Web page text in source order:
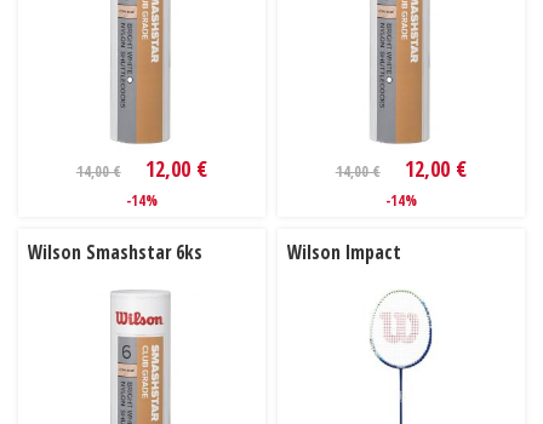
14,00 € 12,00 €
-14%
14,00 € 12,00 €
-14%
Wilson Smashstar 6ks Wilson Impact